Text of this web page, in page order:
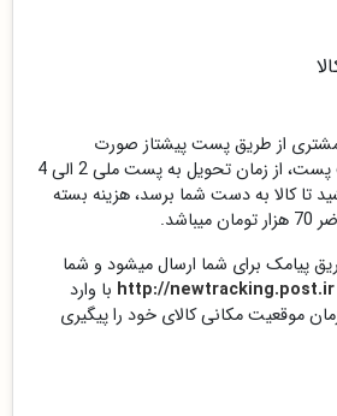
مشتری از طریق پست پیشتاز صورت
می‌پذیرد، در مورد شرکت پست، از زمان تحویل به پست ملی 2 الی 4
تا کالا به دست شما برسد، هزینه بسته
پیامک برای شما ارسال میشود و شما
http://newtracking.post.ir با وارد
موقعیت مکانی کالای خود را پیگیری